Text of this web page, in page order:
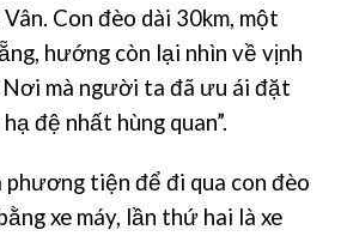
Con đèo dài 30km, một
hướng còn lại nhìn về vịnh
Nơi mà người ta đã ưu ái đặt
đệ nhất hùng quan”.
phương tiện để đi qua con đèo
xe máy, lần thứ hai là xe